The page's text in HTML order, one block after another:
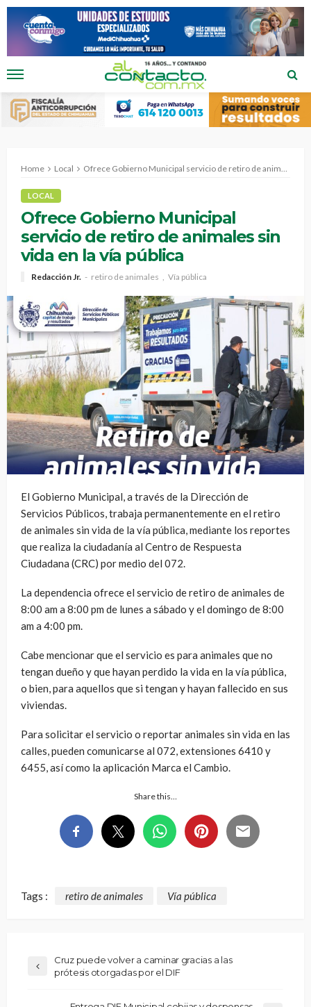
Home Local Ofrece Gobierno Municipal servicio de retiro de animales sin vida en la vía pública
LOCAL
Ofrece Gobierno Municipal
servicio de retiro de animales sin
vida en la vía pública
Redacción Jr. retiro de animales Vía pública
El Gobierno Municipal, a través de la Dirección de
Servicios Públicos, trabaja permanentemente en el retiro
de animales sin vida de la vía pública, mediante los reportes
que realiza la ciudadanía al Centro de Respuesta
Ciudadana (CRC) por medio del 072.
La dependencia ofrece el servicio de retiro de animales de
8:00 am a 8:00 pm de lunes a sábado y el domingo de 8:00
am a 4:00 pm.
Cabe mencionar que el servicio es para animales que no
tengan dueño y que hayan perdido la vida en la vía pública,
o bien, para aquellos que si tengan y hayan fallecido en sus
viviendas.
Para solicitar el servicio o reportar animales sin vida en las
calles, pueden comunicarse al 072, extensiones 6410 y
6455, así como la aplicación Marca el Cambio.
Share this…
Tags : retiro de animales Vía pública
Cruz puede volver a caminar gracias a las
prótesis otorgadas por el DIF